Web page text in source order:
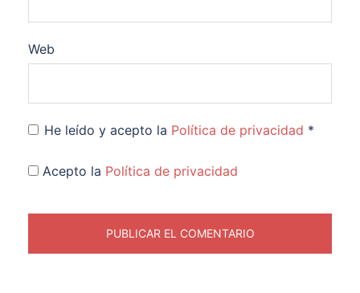
Web
He leído y acepto la Política de privacidad *
Acepto la Política de privacidad